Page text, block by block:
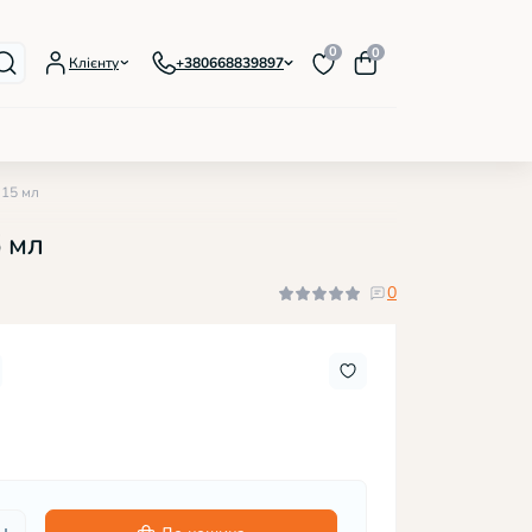
гель-лаки, серія Premium
гель-лаки, серія Lumi
гель-лаки Confetti
лаки з пластівцями Yuki
Клієнту +380668839897
0 0
мл
мл
0